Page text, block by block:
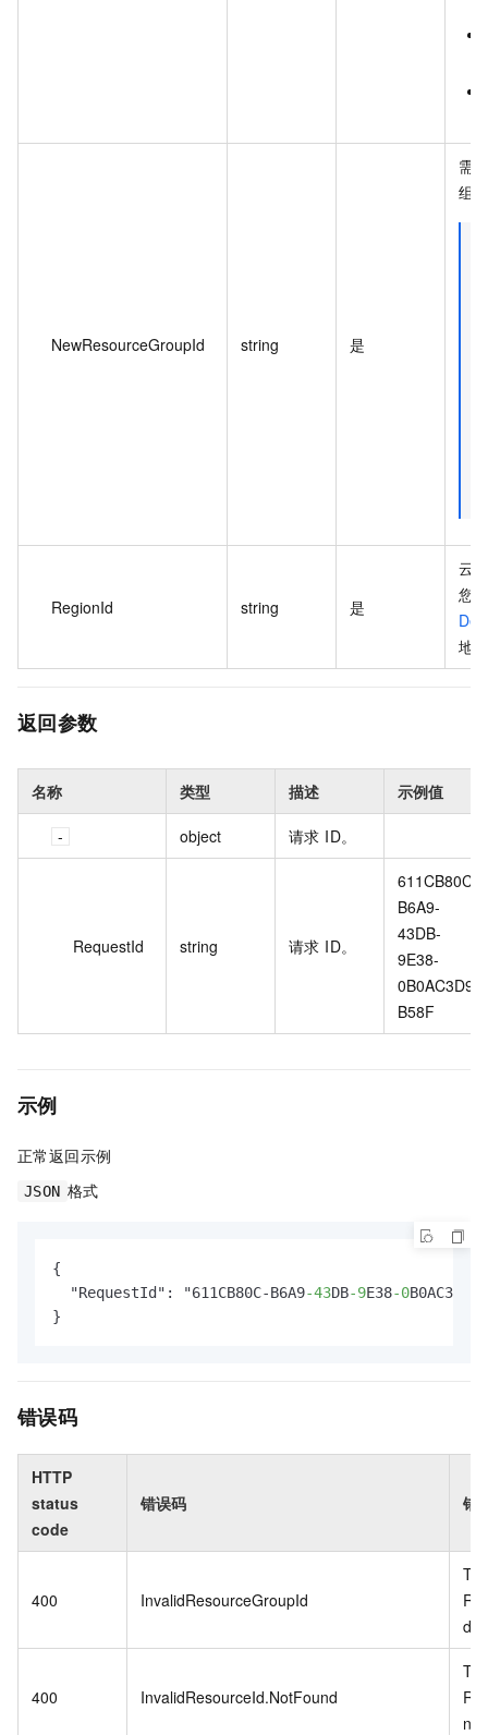
NewResourceGroupId string 是
需
组
RegionId string 是
云
您
地
返回参数
名称 类型 描述 示例值
object 请求 ID。
RequestId string 请求 ID。
611CB80C-
B6A9-
43DB-
9E38-
0B0AC3D9
B58F
示例
正常返回示例
JSON 格式
{
  "RequestId": "611CB80C-B6A9
-43DB-9E38-0
}
错误码
HTTP
status
code
错误码 错
400 InvalidResourceGroupId
400 InvalidResourceId.NotFound